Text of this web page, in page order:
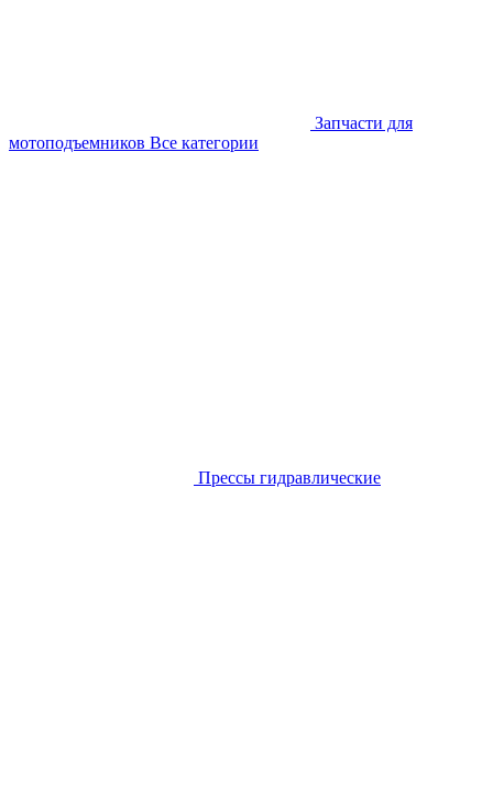
Запчасти для
мотоподъемников Все категории
Прессы гидравлические